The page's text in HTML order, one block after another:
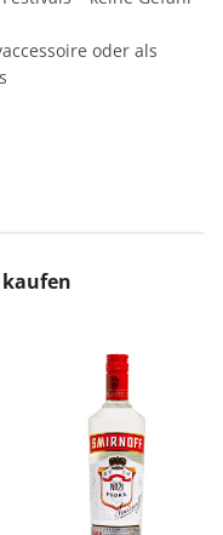
oder als